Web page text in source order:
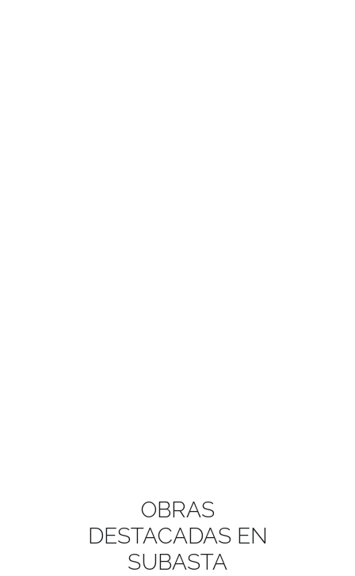
OBRAS
DESTACADAS EN
SUBASTA